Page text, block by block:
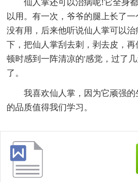
仙人掌还可以治病呢!它全身
以用。有一次，爷爷的腿上长了
没有用，后来他听说仙人掌可以
下，把仙人掌刮去刺，剥去皮，再
顿时感到一阵清凉的'感觉，过了
了。
我喜欢仙人掌，因为它顽强
的品质值得我们学习。